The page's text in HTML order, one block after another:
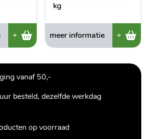
+
kg
meer informatie +
vanaf 50,-
besteld, dezelfde werkdag
op voorraad